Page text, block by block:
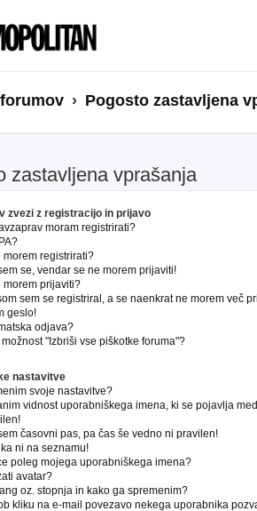
Pogosto zastavljena
zastavljena vprašanja
zvezi z registracijo in prijavo
moram registrirati?
morem registrirati?
se, vendar se ne morem prijaviti!
morem prijaviti?
sem se registriral, a se naenkrat ne morem več
geslo!
odjava?
"Izbriši vse piškotke foruma"?
nastavitve
svoje nastavitve?
vidnost uporabniškega imena, ki se pojavlja
časovni pas, pa čas še vedno ni pravilen!
ni na seznamu!
poleg mojega uporabniškega imena?
avatar?
oz. stopnja in kako ga spremenim?
kliku na e-mail povezavo nekega uporabnika